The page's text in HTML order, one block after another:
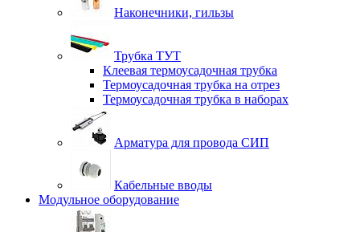
Наконечники, гильзы
Трубка ТУТ
Клеевая термоусадочная трубка
Термоусадочная трубка на отрез
Термоусадочная трубка в наборах
Арматура для провода СИП
Кабельные вводы
Модульное оборудование